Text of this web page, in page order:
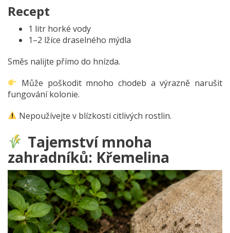
Recept
1 litr horké vody
1–2 lžíce draselného mýdla
Směs nalijte přímo do hnízda.
Může poškodit mnoho chodeb a výrazně narušit
fungování kolonie.
Nepoužívejte v blízkosti citlivých rostlin.
Tajemství mnoha
zahradníků: Křemelina